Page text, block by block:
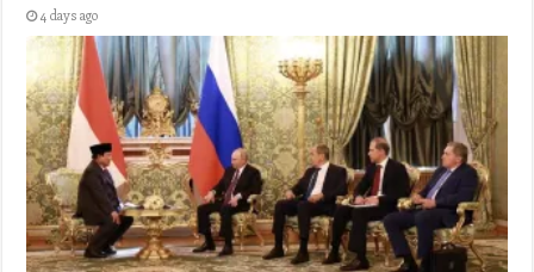
4 days ago